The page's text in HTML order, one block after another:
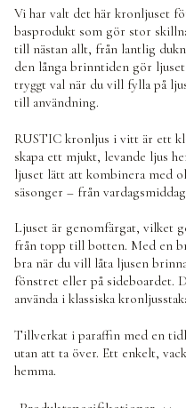
Vi har valt det här kronljuset
basprodukt som gör stor
till nästan allt, från lantlig
den långa brinntiden gör
tryggt val när du vill fylla på
till användning.
RUSTIC kronljus i vitt är ett
skapa ett mjukt, levande ljus
ljuset lätt att kombinera med
säsonger – från
Ljuset är genomfärgat, vilket
från topp till botten. Med en
bra när du vill låta ljusen
fönstret eller på sideboardet.
använda i klassiska
Tillverkat i paraffin med en
utan att ta över. Ett enkelt,
hemma.